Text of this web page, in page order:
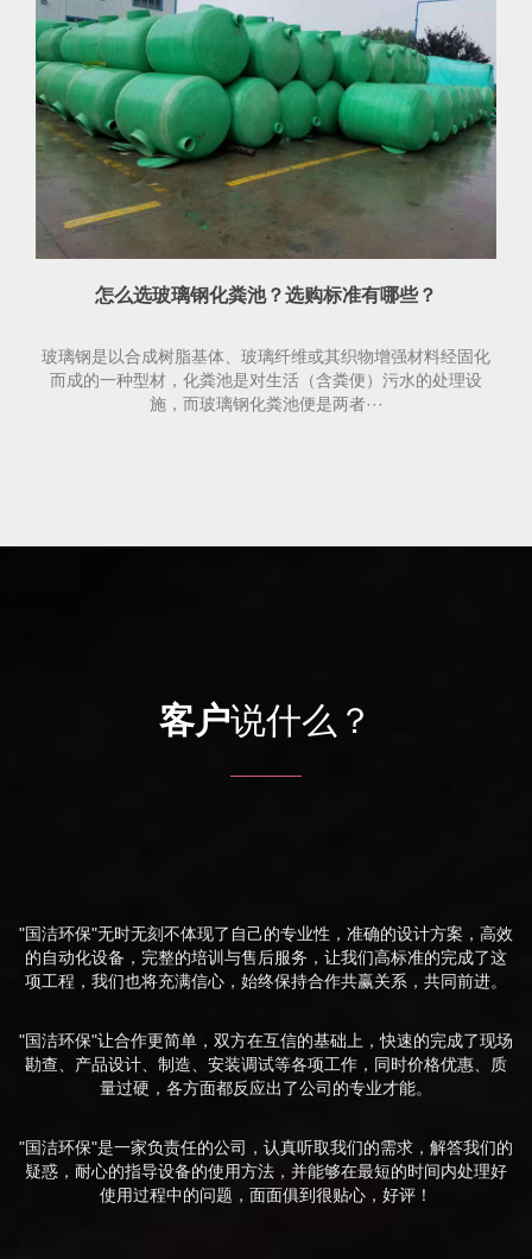
怎么选玻璃钢化粪池？选购标准有哪些？
玻璃钢是以合成树脂基体、玻璃纤维或其织物增强材料经固化
而成的一种型材，化粪池是对生活（含粪便）污水的处理设
施，而玻璃钢化粪池便是两者···
客户说什么？
"国洁环保"无时无刻不体现了自己的专业性，准确的设计方案，高效
的自动化设备，完整的培训与售后服务，让我们高标准的完成了这
项工程，我们也将充满信心，始终保持合作共赢关系，共同前进。
"国洁环保"让合作更简单，双方在互信的基础上，快速的完成了现场
勘查、产品设计、制造、安装调试等各项工作，同时价格优惠、质
量过硬，各方面都反应出了公司的专业才能。
"国洁环保"是一家负责任的公司，认真听取我们的需求，解答我们的
疑惑，耐心的指导设备的使用方法，并能够在最短的时间内处理好
使用过程中的问题，面面俱到很贴心，好评！